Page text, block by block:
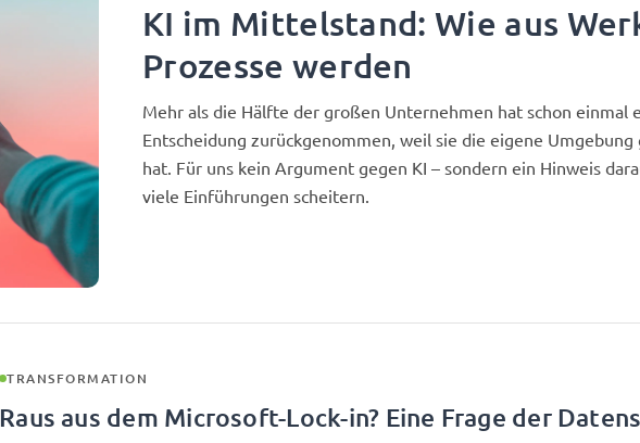
KI im Mittelstand: Wie aus
Prozesse werden
Mehr als die Hälfte der großen Unternehmen hat schon einmal
Entscheidung zurückgenommen, weil sie die eigene
hat. Für uns kein Argument gegen KI – sondern ein Hinweis
viele Einführungen scheitern.
TRANSFORMATION
Raus aus dem Microsoft-Lock-in? Eine Frage der